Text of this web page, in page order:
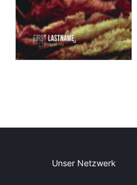
Unser Netzwerk